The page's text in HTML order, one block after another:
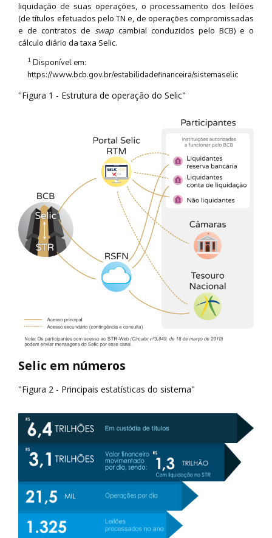
liquidação de suas operações, o processamento dos leilões
(de títulos efetuados pelo TN e, de operações compromissadas
e de contratos deswapcambial conduzidos pelo BCB) e o
cálculo diário da taxa Selic.
1 Disponível em:
https://www.bcb.gov.br/estabilidadefinanceira/sistemaselic
"Figura 1 - Estrutura de operação do Selic"
Selic em números
"Figura 2 - Principais estatísticas do sistema"